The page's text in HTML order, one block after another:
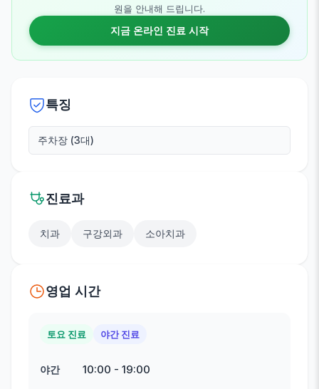
원을 안내해 드립니다.
지금 온라인 진료 시작
특징
주차장 (3대)
진료과
치과 구강외과 소아치과
영업 시간
토요 진료 야간 진료
야간 10:00 - 19:00